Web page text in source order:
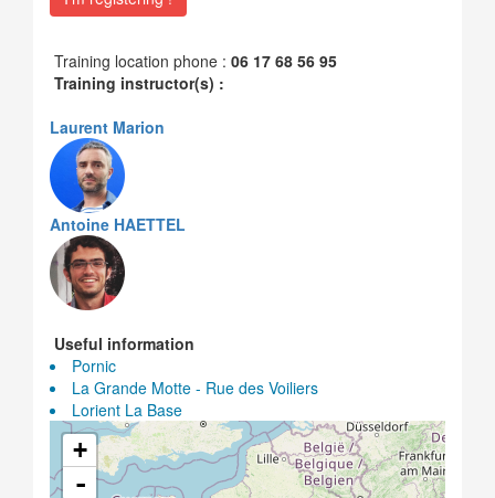
Training location phone : 06 17 68 56 95
Training instructor(s) :
Laurent Marion
Antoine HAETTEL
Useful information
Pornic
La Grande Motte - Rue des Voiliers
Lorient La Base
+
-